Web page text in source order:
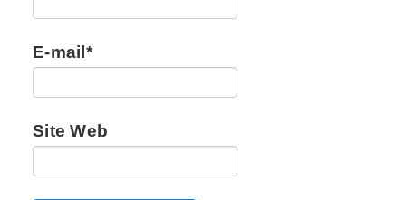
E-mail*
Site Web